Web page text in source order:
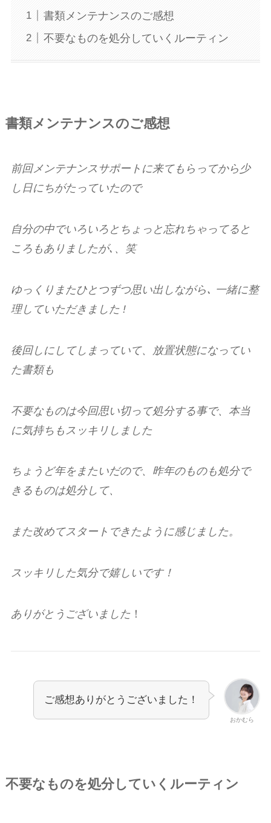
書類メンテナンスのご感想
不要なものを処分していくルーティン
書類メンテナンスのご感想
前回メンテナンスサポートに来てもらってから少
し日にちがたっていたので
自分の中でいろいろとちょっと忘れちゃってると
ころもありましたが､、笑
ゆっくりまたひとつずつ思い出しながら､ 一緒に整
理していただきました !
後回しにしてしまっていて、放置状態になってい
た書類も
不要なものは今回思い切って処分する事で、本当
に気持ちもスッキリしました
ちょうど年をまたいだので、昨年のものも処分で
きるものは処分して、
また改めてスタートできたように感じました。
スッキリした気分で嬉しいです！
ありがとうございました ！
おかむら
ご感想ありがとうございました！
不要なものを処分していくルーティン